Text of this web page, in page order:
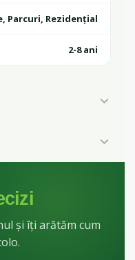
Parcuri, Rezidențial
2-8 ani
și îți arătăm cum